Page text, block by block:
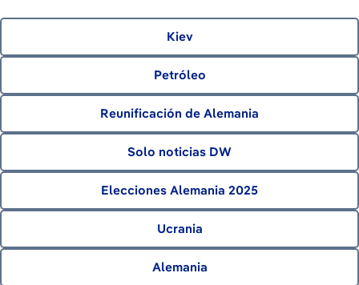
Kiev
Petróleo
Reunificación de Alemania
Solo noticias DW
Elecciones Alemania 2025
Ucrania
Alemania